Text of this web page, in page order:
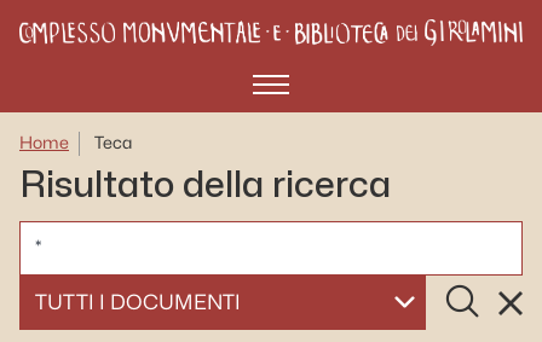
Menù
Home Teca
Risultato della ricerca
SELEZIONA UN DOCUMENTO
Cerca